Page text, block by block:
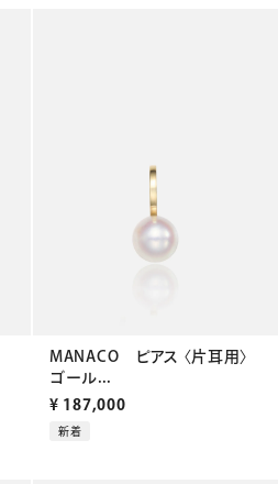
MANACO ピアス 〈片耳用〉
ゴール...
¥ 187,000
新着